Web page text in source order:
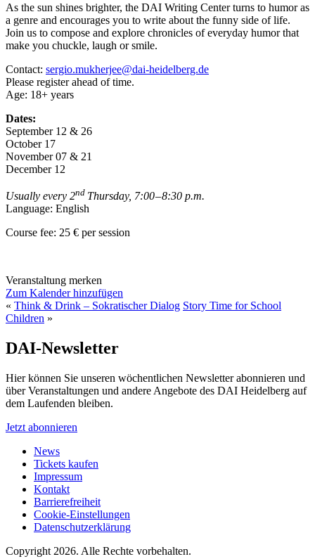
As the sun shines brighter, the DAI Writing Center turns to humor as
a genre and encourages you to write about the funny side of life.
Join us to compose and explore chronicles of everyday humor that
make you chuckle, laugh or smile.
Contact: sergio.mukherjee@dai-heidelberg.de
Please register ahead of time.
Age: 18+ years
Dates:
September 12 & 26
October 17
November 07 & 21
December 12
Usually every 2nd Thursday, 7:00 – 8:30 p.m.
Language: English
Course fee: 25 € per session
Veranstaltung merken
Zum Kalender hinzufügen
« Think & Drink – Sokratischer Dialog Story Time for School
Children »
DAI-Newsletter
Hier können Sie unseren wöchentlichen Newsletter abonnieren und
über Veranstaltungen und andere Angebote des DAI Heidelberg auf
dem Laufenden bleiben.
Jetzt abonnieren
News
Tickets kaufen
Impressum
Kontakt
Barrierefreiheit
Cookie-Einstellungen
Datenschutzerklärung
Copyright 2026. Alle Rechte vorbehalten.